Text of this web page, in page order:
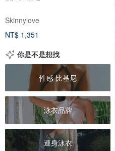
Skinnylove
NT$ 1,351
你是不是想找
性感 比基尼
泳衣品牌
連身泳衣